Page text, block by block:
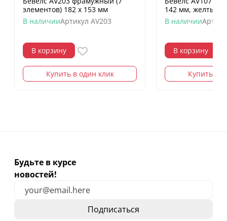
элементов) 182 х 153 мм
В наличииАртикул AV203
В корзину
Купить в один клик
142 мм, желтый
В наличии
В корзину
Купить в
Будьте в курсе
новостей!